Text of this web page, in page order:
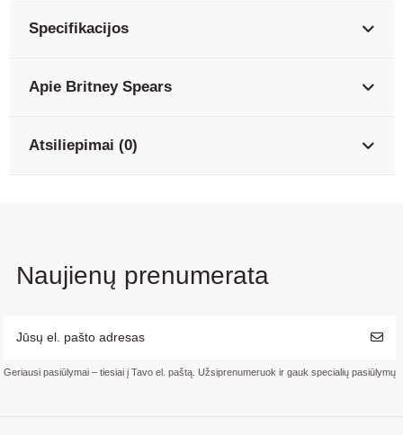
Specifikacijos
Apie Britney Spears
Atsiliepimai (0)
Naujienų prenumerata
Geriausi pasiūlymai – tiesiai į Tavo el. paštą. Užsiprenumeruok ir gauk specialių pasiūlymų